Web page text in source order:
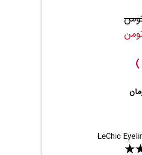
)
LeChic